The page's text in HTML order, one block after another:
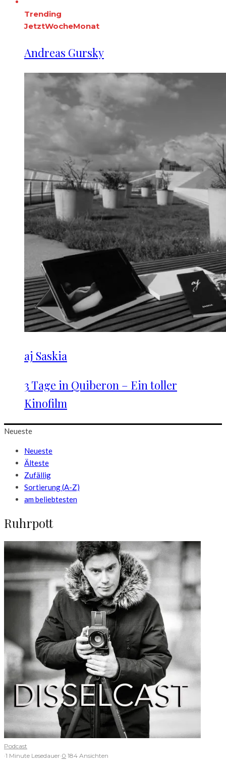
Trending
JetztWocheMonat
Andreas Gursky
aj Saskia
3 Tage in Quiberon – Ein toller
Kinofilm
Neueste
Neueste
Älteste
Zufällig
Sortierung (A-Z)
am beliebtesten
Ruhrpott
Podcast
·1 Minute Lesedauer·0·184 Ansichten